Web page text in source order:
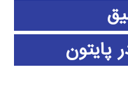
پایتون